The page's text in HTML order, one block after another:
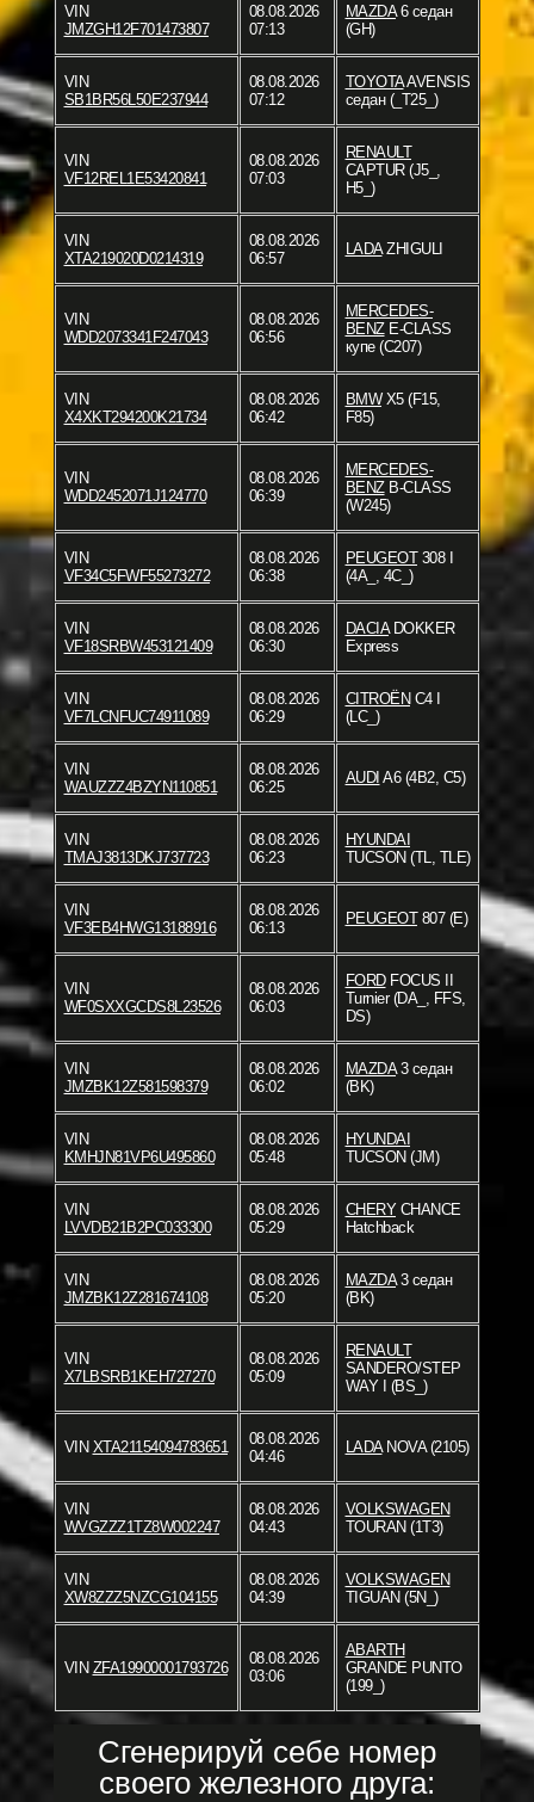
VIN
JMZGH12F701473807
08.08.2026
07:13
MAZDA6 седан
(GH)
VIN
SB1BR56L50E237944
08.08.2026
07:12
TOYOTAAVENSIS
седан (_T25_)
VIN
VF12REL1E53420841
08.08.2026
07:03
RENAULT
CAPTUR (J5_,
H5_)
VIN
XTA219020D0214319
08.08.2026
06:57
LADAZHIGULI
VIN
WDD2073341F247043
08.08.2026
06:56
MERCEDES-
BENZE-CLASS
купе (C207)
VIN
X4XKT294200K21734
08.08.2026
06:42
BMWX5 (F15,
F85)
VIN
WDD2452071J124770
08.08.2026
06:39
MERCEDES-
BENZB-CLASS
(W245)
VIN
VF34C5FWF55273272
08.08.2026
06:38
PEUGEOT308 I
(4A_, 4C_)
VIN
VF18SRBW453121409
08.08.2026
06:30
DACIADOKKER
Express
VIN
VF7LCNFUC74911089
08.08.2026
06:29
CITROËNC4 I
(LC_)
VIN
WAUZZZ4BZYN110851
08.08.2026
06:25
AUDI A6 (4B2, C5)
VIN
TMAJ3813DKJ737723
08.08.2026
06:23
HYUNDAI
TUCSON (TL, TLE)
VIN
VF3EB4HWG13188916
08.08.2026
06:13
PEUGEOT807 (E)
VIN
WF0SXXGCDS8L23526
08.08.2026
06:03
FORDFOCUS II
Turnier (DA_, FFS,
DS)
VIN
JMZBK12Z581598379
08.08.2026
06:02
MAZDA3 седан
(BK)
VIN
KMHJN81VP6U495860
08.08.2026
05:48
HYUNDAI
TUCSON (JM)
VIN
LVVDB21B2PC033300
08.08.2026
05:29
CHERYCHANCE
Hatchback
VIN
JMZBK12Z281674108
08.08.2026
05:20
MAZDA3 седан
(BK)
VIN
X7LBSRB1KEH727270
08.08.2026
05:09
RENAULT
SANDERO/STEP
WAY I (BS_)
VIN XTA21154094783651
08.08.2026
04:46
LADANOVA (2105)
VIN
WVGZZZ1TZ8W002247
08.08.2026
04:43
VOLKSWAGEN
TOURAN (1T3)
VIN
XW8ZZZ5NZCG104155
08.08.2026
04:39
VOLKSWAGEN
TIGUAN (5N_)
VIN ZFA19900001793726
08.08.2026
03:06
ABARTH
GRANDE PUNTO
(199_)
Сгенерируй себе номер
своего железного друга: